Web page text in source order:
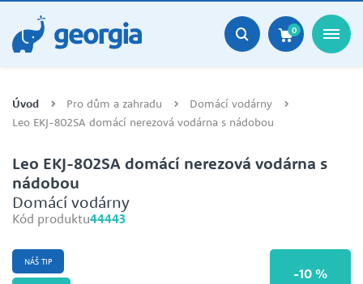
0
Úvod Pro dům a zahradu
Domácí vodárny
Leo EKJ-802SA domácí nerezová vodárna s nádobou
Leo EKJ-802SA domácí nerezová vodárna s
nádobou
Domácí vodárny
Kód produktu44443
-10 %
NÁŠ TIP